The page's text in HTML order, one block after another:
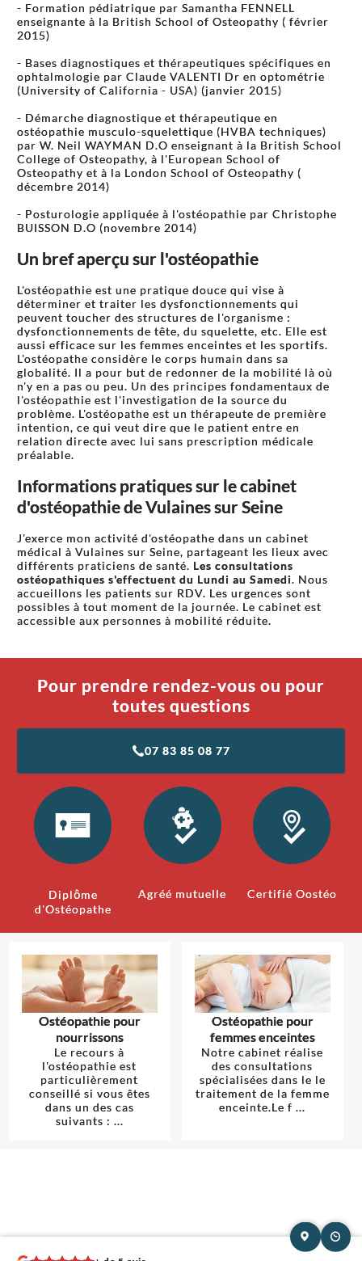
- Formation pédiatrique par Samantha FENNELL
enseignante à la British School of Osteopathy ( février
2015)
- Bases diagnostiques et thérapeutiques spécifiques en
ophtalmologie par Claude VALENTI Dr en optométrie
(University of California - USA) (janvier 2015)
- Démarche diagnostique et thérapeutique en
ostéopathie musculo-squelettique (HVBA techniques)
par W. Neil WAYMAN D.O enseignant à la British School
College of Osteopathy, à l'European School of
Osteopathy et à la London School of Osteopathy (
décembre 2014)
- Posturologie appliquée à l'ostéopathie par Christophe
BUISSON D.O (novembre 2014)
Un bref aperçu sur l'ostéopathie
L'ostéopathie est une pratique douce qui vise à
déterminer et traiter les dysfonctionnements qui
peuvent toucher des structures de l'organisme :
dysfonctionnements de tête, du squelette, etc. Elle est
aussi efficace sur les femmes enceintes et les sportifs.
L'ostéopathe considère le corps humain dans sa
globalité. Il a pour but de redonner de la mobilité là où
n'y en a pas ou peu. Un des principes fondamentaux de
l'ostéopathie est l'investigation de la source du
problème. L'ostéopathe est un thérapeute de première
intention, ce qui veut dire que le patient entre en
relation directe avec lui sans prescription médicale
préalable.
Informations pratiques sur le cabinet
d'ostéopathie de Vulaines sur Seine
J'exerce mon activité d'ostéopathe dans un cabinet
médical à Vulaines sur Seine, partageant les lieux avec
différents praticiens de santé. Les consultations
ostéopathiques s'effectuent du Lundi au Samedi. Nous
accueillons les patients sur RDV. Les urgences sont
possibles à tout moment de la journée. Le cabinet est
accessible aux personnes à mobilité réduite.
Pour prendre rendez-vous ou pour
toutes questions
07 83 85 08 77
Diplôme
d'Ostéopathe
Agréé mutuelle Certifié Oostéo
Ostéopathie pour
nourrissons
Le recours à
l'ostéopathie est
particulièrement
conseillé si vous êtes
dans un des cas
suivants : ...
Ostéopathie pour
femmes enceintes
Notre cabinet réalise
des consultations
spécialisées dans le le
traitement de la femme
enceinte.Le f ...